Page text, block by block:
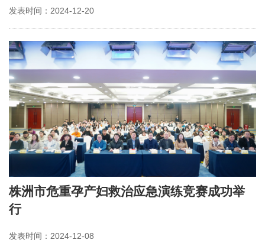
发表时间：2024-12-20
株洲市危重孕产妇救治应急演练竞赛成功举
行
发表时间：2024-12-08